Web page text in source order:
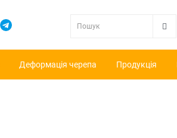
Деформація черепа Продукція